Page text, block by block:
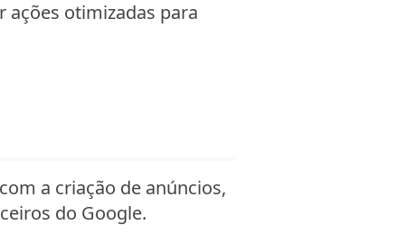
ações otimizadas para
a criação de anúncios,
do Google.